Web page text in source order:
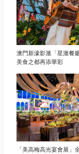
澳門新濠影滙「星滙餐
美食之都再添華彩
「美高梅高光宴會展